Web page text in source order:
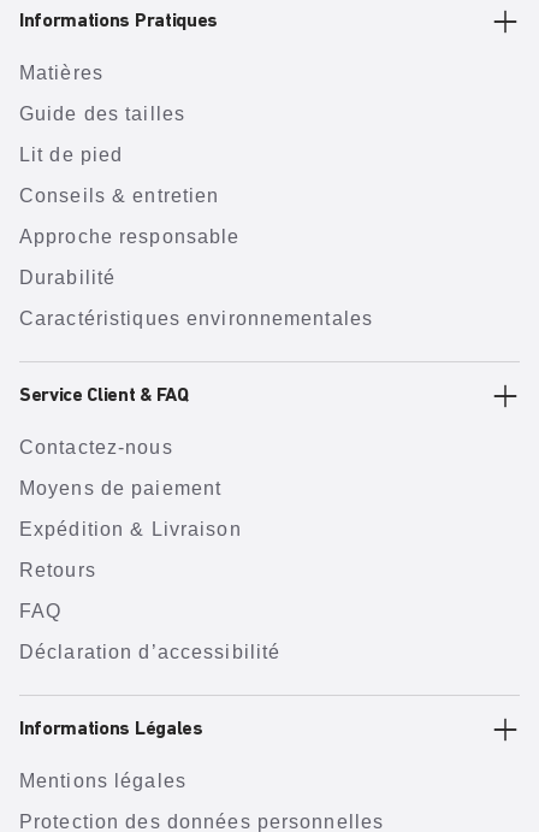
Informations Pratiques
Matières
Guide des tailles
Lit de pied
Conseils & entretien
Approche responsable
Durabilité
Caractéristiques environnementales
Service Client & FAQ
Contactez-nous
Moyens de paiement
Expédition & Livraison
Retours
FAQ
Déclaration d’accessibilité
Informations Légales
Mentions légales
Protection des données personnelles